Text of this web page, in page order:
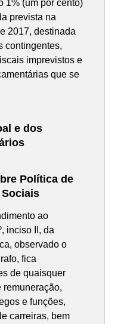
1% (um por cento)
prevista na
2017, destinada
contingentes,
imprevistos e
que se
e dos
Política de
ao
inciso II, da
observado o
fica
de quaisquer
remuneração,
e funções,
carreiras, bem